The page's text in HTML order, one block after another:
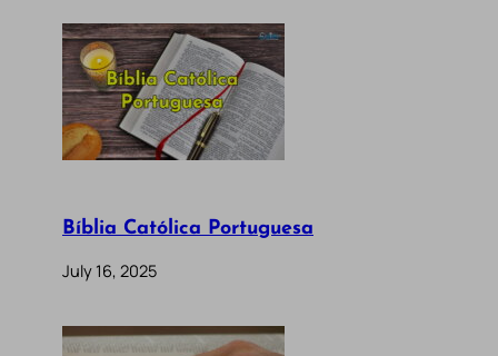
Bíblia Católica Portuguesa
July 16, 2025